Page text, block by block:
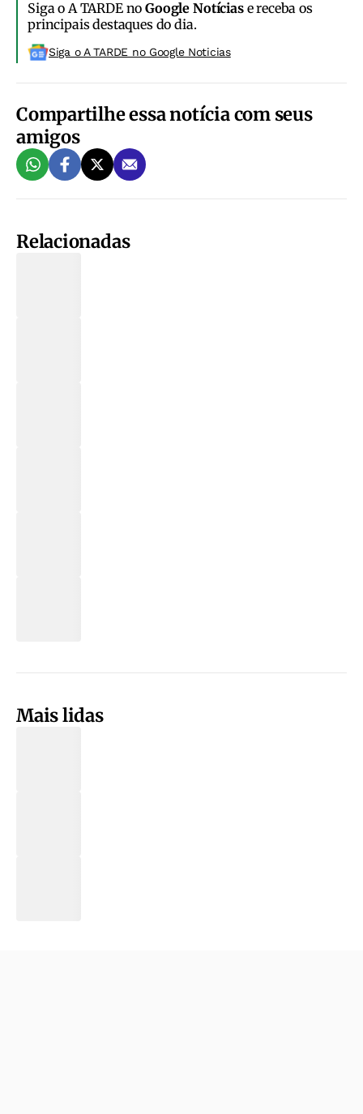
Siga o A TARDE noGoogle Notíciase receba os
principais destaques do dia.
Siga o A TARDE no Google Noticias
Compartilhe essa notícia com seus
amigos
Relacionadas
Mais lidas